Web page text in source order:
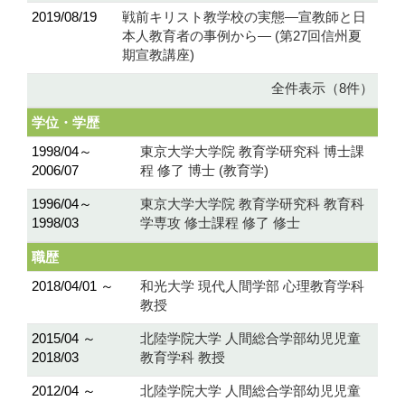
2019/08/19
戦前キリスト教学校の実態―宣教師と日
本人教育者の事例から― (第27回信州夏
期宣教講座)
全件表示（8件）
学位・学歴
1998/04～
2006/07
東京大学大学院 教育学研究科 博士課
程 修了 博士 (教育学)
1996/04～
1998/03
東京大学大学院 教育学研究科 教育科
学専攻 修士課程 修了 修士
職歴
2018/04/01 ～
和光大学 現代人間学部 心理教育学科
教授
2015/04 ～
2018/03
北陸学院大学 人間総合学部幼児児童
教育学科 教授
2012/04 ～
北陸学院大学 人間総合学部幼児児童